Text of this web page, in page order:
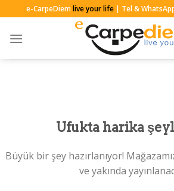
to
content
e-CarpeDiemlive your life| Tel &
Ufukta harika
Büyük bir şey hazırlanıyor!
ve yakında